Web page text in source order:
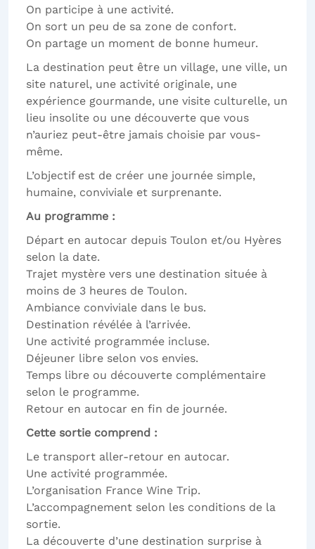
On participe à une activité.
On sort un peu de sa zone de confort.
On partage un moment de bonne humeur.
La destination peut être un village, une ville, un
site naturel, une activité originale, une
expérience gourmande, une visite culturelle, un
lieu insolite ou une découverte que vous
n’auriez peut-être jamais choisie par vous-
même.
L’objectif est de créer une journée simple,
humaine, conviviale et surprenante.
Au programme :
Départ en autocar depuis Toulon et/ou Hyères
selon la date.
Trajet mystère vers une destination située à
moins de 3 heures de Toulon.
Ambiance conviviale dans le bus.
Destination révélée à l’arrivée.
Une activité programmée incluse.
Déjeuner libre selon vos envies.
Temps libre ou découverte complémentaire
selon le programme.
Retour en autocar en fin de journée.
Cette sortie comprend :
Le transport aller-retour en autocar.
Une activité programmée.
L’organisation France Wine Trip.
L’accompagnement selon les conditions de la
sortie.
La découverte d’une destination surprise à